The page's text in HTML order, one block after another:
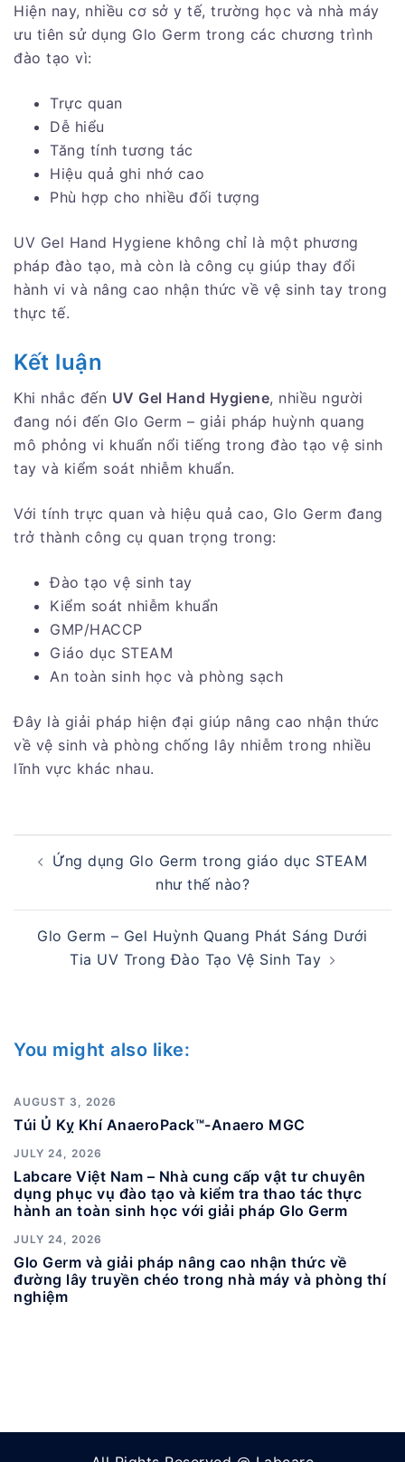
Hiện nay, nhiều cơ sở y tế, trường học và nhà máy
ưu tiên sử dụng Glo Germ trong các chương trình
đào tạo vì:
Trực quan
Dễ hiểu
Tăng tính tương tác
Hiệu quả ghi nhớ cao
Phù hợp cho nhiều đối tượng
UV Gel Hand Hygiene không chỉ là một phương
pháp đào tạo, mà còn là công cụ giúp thay đổi
hành vi và nâng cao nhận thức về vệ sinh tay trong
thực tế.
Kết luận
Khi nhắc đến UV Gel Hand Hygiene, nhiều người
đang nói đến Glo Germ – giải pháp huỳnh quang
mô phỏng vi khuẩn nổi tiếng trong đào tạo vệ sinh
tay và kiểm soát nhiễm khuẩn.
Với tính trực quan và hiệu quả cao, Glo Germ đang
trở thành công cụ quan trọng trong:
Đào tạo vệ sinh tay
Kiểm soát nhiễm khuẩn
GMP/HACCP
Giáo dục STEAM
An toàn sinh học và phòng sạch
Đây là giải pháp hiện đại giúp nâng cao nhận thức
về vệ sinh và phòng chống lây nhiễm trong nhiều
lĩnh vực khác nhau.
Post
navigation
Ứng dụng Glo Germ trong giáo dục STEAM
như thế nào?
Glo Germ – Gel Huỳnh Quang Phát Sáng Dưới
Tia UV Trong Đào Tạo Vệ Sinh Tay
You might also like:
AUGUST 3, 2026
Túi Ủ Kỵ Khí AnaeroPack™-Anaero MGC
JULY 24, 2026
Labcare Việt Nam – Nhà cung cấp vật tư chuyên
dụng phục vụ đào tạo và kiểm tra thao tác thực
hành an toàn sinh học với giải pháp Glo Germ
JULY 24, 2026
Glo Germ và giải pháp nâng cao nhận thức về
đường lây truyền chéo trong nhà máy và phòng thí
nghiệm